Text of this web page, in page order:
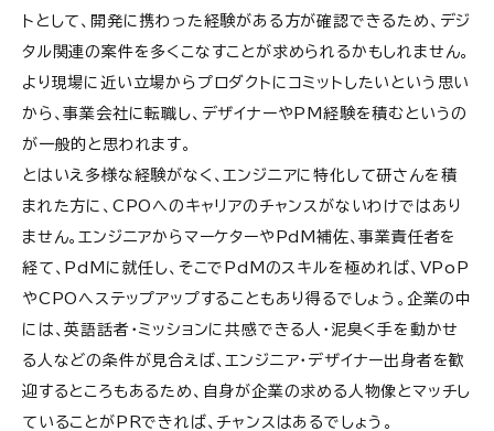
トとして、開発に携わった経験がある方が確認できるため、デジ
タル関連の案件を多くこなすことが求められるかもしれません。
より現場に近い立場からプロダクトにコミットしたいという思い
から、事業会社に転職し、デザイナーやPM経験を積むというの
が一般的と思われます。
とはいえ多様な経験がなく、エンジニアに特化して研さんを積
まれた方に、CPOへのキャリアのチャンスがないわけではあり
ません。エンジニアからマーケターやPdM補佐、事業責任者を
経て、PdMに就任し、そこでPdMのスキルを極めれば、VPoP
やCPOへステップアップすることもあり得るでしょう。企業の中
には、英語話者・ミッションに共感できる人・泥臭く手を動かせ
る人などの条件が見合えば、エンジニア・デザイナー出身者を歓
迎するところもあるため、自身が企業の求める人物像とマッチし
ていることがPRできれば、チャンスはあるでしょう。